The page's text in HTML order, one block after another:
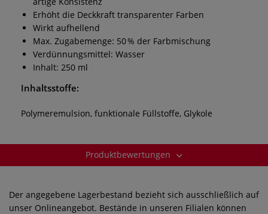
Erhöht die Deckkraft transparenter Farben
Wirkt aufhellend
Max. Zugabemenge: 50 % der Farbmischung
Verdünnungsmittel: Wasser
Inhalt: 250 ml
Inhaltsstoffe:
Polymeremulsion, funktionale Füllstoffe, Glykole
Produktbewertungen
Der angegebene Lagerbestand bezieht sich ausschließlich auf
unser Onlineangebot. Bestände in unseren Filialen können